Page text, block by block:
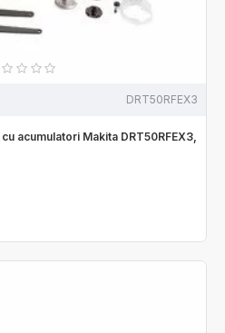
DRT50RFEX3
acumulatori Makita DRT50RFEX3,